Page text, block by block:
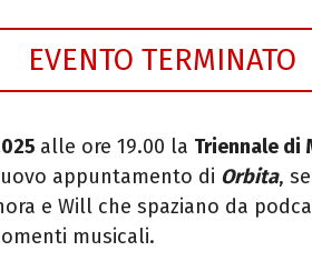
EVENTO TERMINATO
alle ore 19.00 la Triennale di
appuntamento di Orbita,
e Will che spaziano da
musicali.